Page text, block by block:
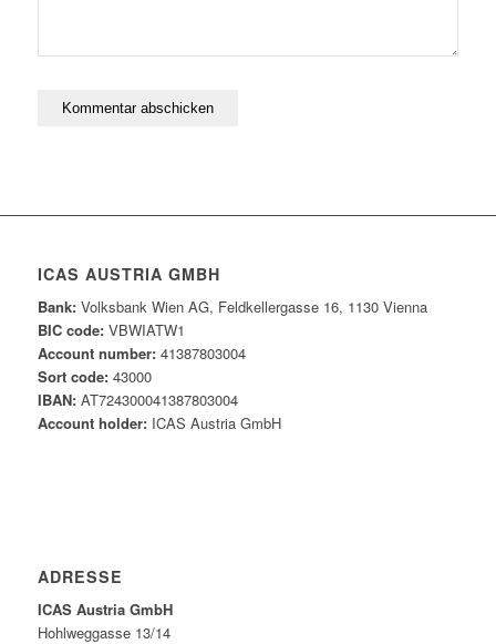
ICAS AUSTRIA GMBH
Bank:Volksbank Wien AG, Feldkellergasse 16, 1130 Vienna
BIC code:VBWIATW1
Account number:41387803004
Sort code:43000
IBAN:AT724300041387803004
Account holder:ICAS Austria GmbH
ADRESSE
ICAS Austria GmbH
Hohlweggasse 13/14